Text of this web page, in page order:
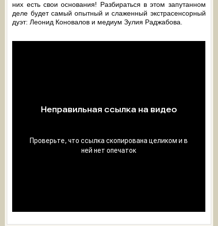
них есть свои основания! Разбираться в этом запутанном
деле будет самый опытный и слаженный экстрасенсорный
дуэт: Леонид Коновалов и медиум Зулия Раджабова.